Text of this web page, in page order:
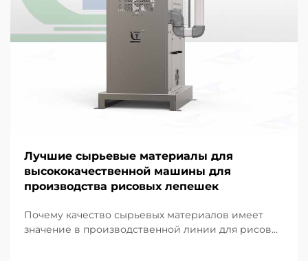
Лучшие сырьевые материалы для
высококачественной машины для
производства рисовых лепешек
Почему качество сырьевых материалов имеет
значение в производственной линии для рисовых